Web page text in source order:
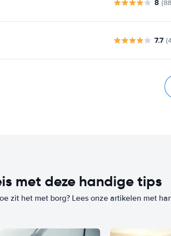
8
7.7
met deze handige tips
zit het met borg? Lees onze artikelen met